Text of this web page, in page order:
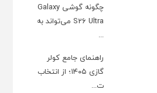
چگونه گوشی Galaxy
S26 Ultra می‌تواند به
...
راهنمای جامع کولر
گازی ۱۴۰۵؛ از انتخاب
ت...